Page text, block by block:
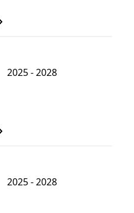
2025 - 2028
2025 - 2028